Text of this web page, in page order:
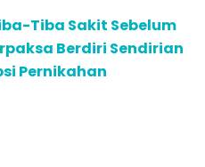
Tiba Sakit Sebelum
Berdiri Sendirian
Pernikahan